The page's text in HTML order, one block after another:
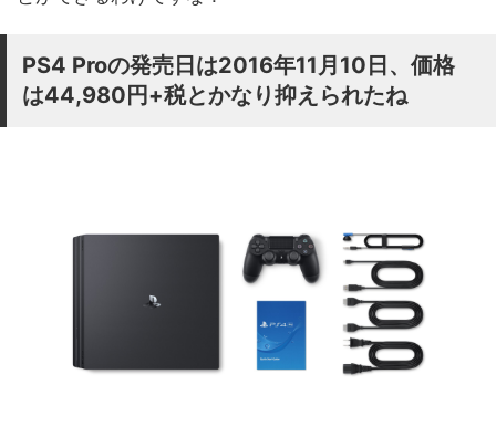
PS4 Proの発売日は2016年11月10日、価格
は44,980円+税とかなり抑えられたね